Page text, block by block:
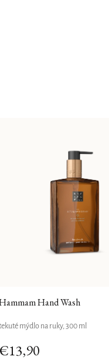
Hand Wash
mýdlo na ruky, 300 ml